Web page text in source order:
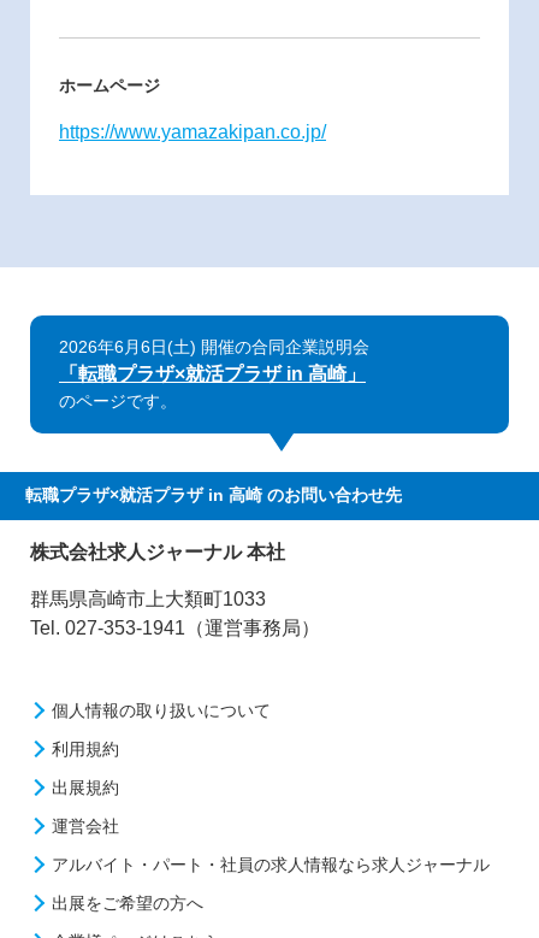
ホームページ
https://www.yamazakipan.co.jp/
2026年6月6日(土) 開催の合同企業説明会
「転職プラザ×就活プラザ in 高崎」
のページです。
転職プラザ×就活プラザ in 高崎 のお問い合わせ先
株式会社求人ジャーナル 本社
群馬県高崎市上大類町1033
Tel. 027-353-1941（運営事務局）
個人情報の取り扱いについて
利用規約
出展規約
運営会社
アルバイト・パート・社員の求人情報なら求人ジャーナル
出展をご希望の方へ